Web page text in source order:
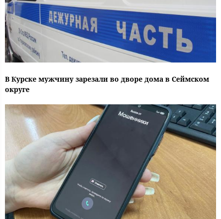
В Курске мужчину зарезали во дворе дома в Сеймском
округе